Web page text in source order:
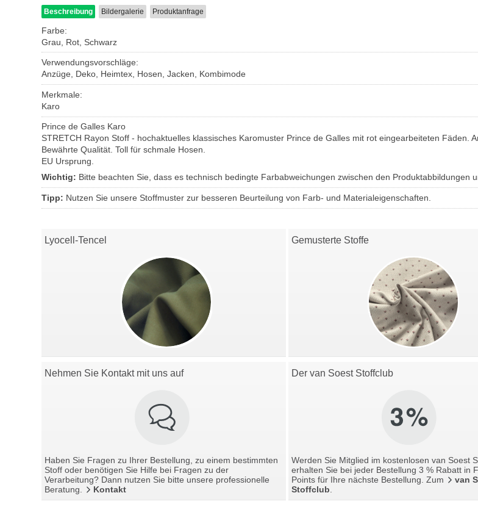
Beschreibung Bildergalerie Produktanfrage
Farbe:
Grau, Rot, Schwarz
Verwendungsvorschläge:
Anzüge, Deko, Heimtex, Hosen, Jacken, Kombimode
Merkmale:
Karo
Prince de Galles Karo
STRETCH Rayon Stoff - hochaktuelles klassisches Karomuster Prince de Galles mit rot eingearbeiteten
Bewährte Qualität. Toll für schmale Hosen.
EU Ursprung.
Wichtig: Bitte beachten Sie, dass es technisch bedingte Farbabweichungen zwischen den Produktabbildungen
Tipp: Nutzen Sie unsere Stoffmuster zur besseren Beurteilung von Farb- und Materialeigenschaften.
Lyocell-Tencel Gemusterte Stoffe
Nehmen Sie Kontakt mit uns auf
Haben Sie Fragen zu Ihrer Bestellung, zu einem bestimmten
Stoff oder benötigen Sie Hilfe bei Fragen zu der
Verarbeitung? Dann nutzen Sie bitte unsere professionelle
Beratung.
Kontakt
Der van Soest Stoffclub
Werden Sie Mitglied im kostenlosen van Soest
erhalten Sie bei jeder Bestellung 3 % Rabatt in
Points für Ihre nächste Bestellung. Zum
van
Stoffclub